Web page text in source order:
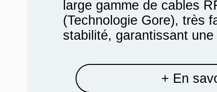
large gamme de cables
(Technologie Gore), très
stabilité, garantissant
+ En